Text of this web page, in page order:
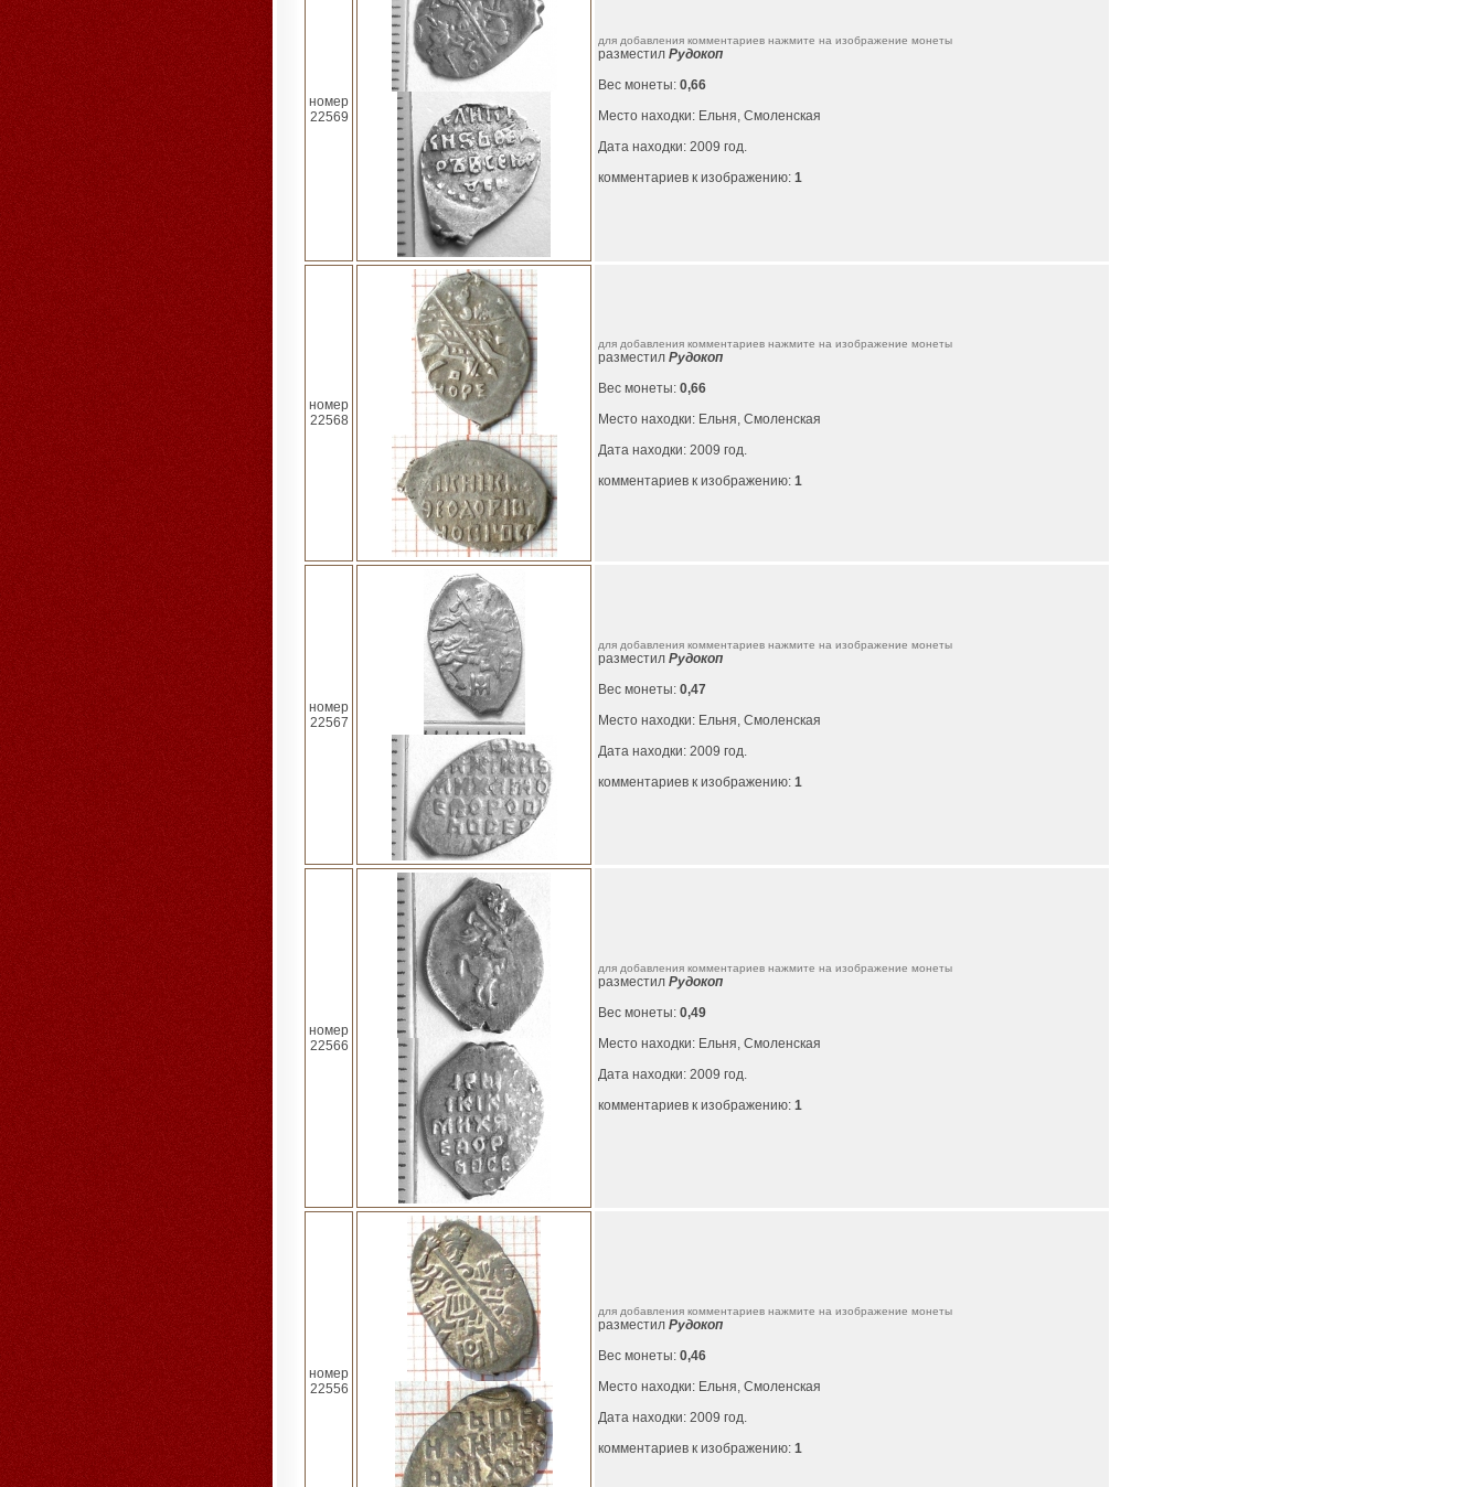
номер
22569
для добавления комментариев нажмите на изображение монеты
разместил Рудокоп
Вес монеты: 0,66
Место находки: Ельня, Смоленская
Дата находки: 2009 год.
комментариев к изображению: 1
номер
22568
для добавления комментариев нажмите на изображение монеты
разместил Рудокоп
Вес монеты: 0,66
Место находки: Ельня, Смоленская
Дата находки: 2009 год.
комментариев к изображению: 1
номер
22567
для добавления комментариев нажмите на изображение монеты
разместил Рудокоп
Вес монеты: 0,47
Место находки: Ельня, Смоленская
Дата находки: 2009 год.
комментариев к изображению: 1
номер
22566
для добавления комментариев нажмите на изображение монеты
разместил Рудокоп
Вес монеты: 0,49
Место находки: Ельня, Смоленская
Дата находки: 2009 год.
комментариев к изображению: 1
номер
22556
для добавления комментариев нажмите на изображение монеты
разместил Рудокоп
Вес монеты: 0,46
Место находки: Ельня, Смоленская
Дата находки: 2009 год.
комментариев к изображению: 1